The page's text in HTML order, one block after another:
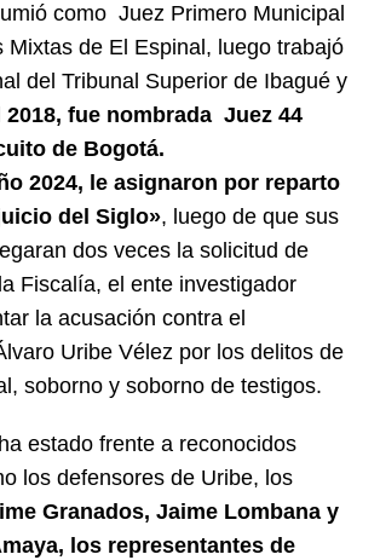
como Juez Primero Municipal
Mixtas de El Espinal, luego trabajó
del Tribunal Superior de Ibagué y
fue nombrada Juez 44
de Bogotá.
2024, le asignaron por reparto
del Siglo», luego de que sus
dos veces la solicitud de
Fiscalía, el ente investigador
la acusación contra el
Uribe Vélez por los delitos de
soborno y soborno de testigos.
estado frente a reconocidos
los defensores de Uribe, los
Granados, Jaime Lombana y
los representantes de